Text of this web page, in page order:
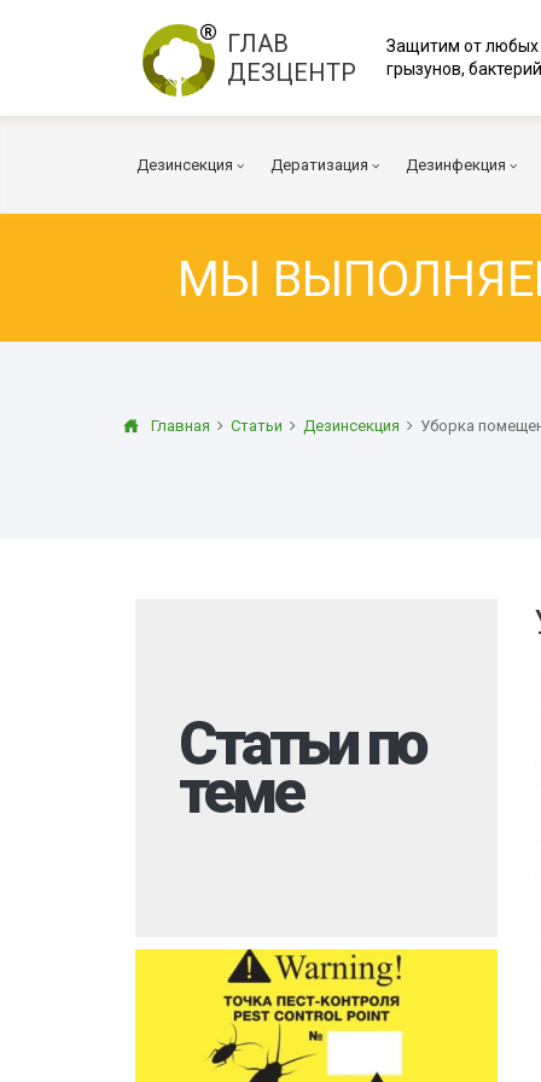
ГЛАВ
ДЕЗЦЕНТР
Защитим от любых
грызунов,
Дезинсекция
Тараканы
Мошки
Гербицидная обработка
Слепни
Дератизация
Мыши
Дезинфекция
Вирусы и
Дезинфекция
При
Обработка
Санитарная
Туалеты и
Дезинфекция
Холодный
МЫ
Главная Статьи Дезинсекция Уборка
Статьи по
теме